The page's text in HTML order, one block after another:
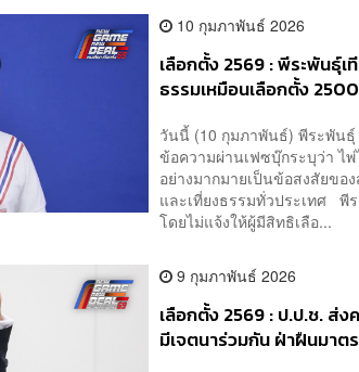
10 กุมภาพันธ์ 2026
เลือกตั้ง 2569 : พีระพันธุ์
ธรรมเหมือนเลือกตั้ง
วันนี้ (10 กุมภาพันธ์) พีระพัน
ข้อความผ่านเฟซบุ๊กระบุว่า ไ
อย่างมากมายเป็นข้อสงสัยขอ
และเที่ยงธรรมทั่วประเทศ พี
โดยไม่แจ้งให้ผู้มีสิทธิเลือ...
9 กุมภาพันธ์ 2026
เลือกตั้ง 2569 : ป.ป.ช. ส่ง
มีเจตนาร่วมกัน ฝ่าฝืนมาต